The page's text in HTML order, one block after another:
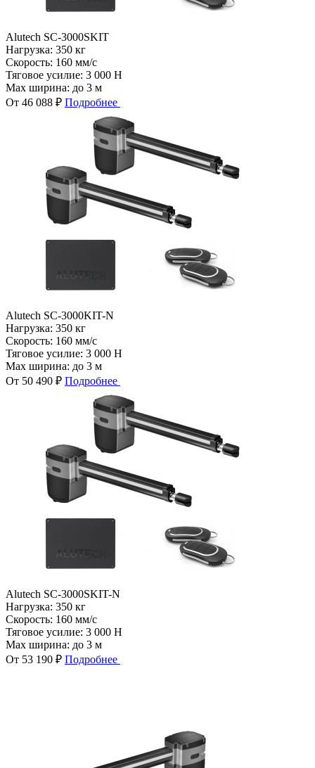
Alutech SC-3000SKIT
Нагрузка: 350 кг
Скорость: 160 мм/с
Тяговое усилие: 3 000 Н
Max ширина: до 3 м
От 46 088 ₽ Подробнее
Alutech SC-3000KIT-N
Нагрузка: 350 кг
Скорость: 160 мм/с
Тяговое усилие: 3 000 Н
Max ширина: до 3 м
От 50 490 ₽ Подробнее
Alutech SC-3000SKIT-N
Нагрузка: 350 кг
Скорость: 160 мм/с
Тяговое усилие: 3 000 Н
Max ширина: до 3 м
От 53 190 ₽ Подробнее